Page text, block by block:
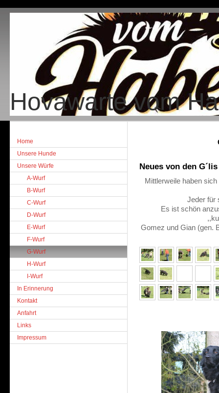
Hovawarte vom
Home
Unsere Hunde
Unsere Würfe
A-Wurf
B-Wurf
C-Wurf
D-Wurf
E-Wurf
F-Wurf
G-Wurf
H-Wurf
I-Wurf
In Erinnerung
Kontakt
Anfahrt
Links
Impressum
Neues von den G´lis
Mittlerweile haben
Jeder für
Es ist schön
Gomez und Gian (gen.